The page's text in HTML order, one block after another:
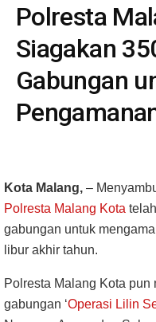
Polresta
Siagakan
Gabungan
Kota Malang, –
Polresta Malang Kota
gabungan untuk
libur akhir tahun.
Polresta Malang Kota
gabungan ‘Operasi Lilin